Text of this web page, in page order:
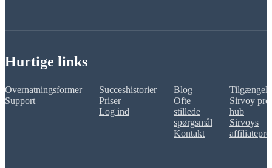
Hurtige links
Overnatningsformer
Support
Succeshistorier
Priser
Log ind
Blog
Ofte
stillede
spørgsmål
Kontakt
Sirvoy
hub
Sirvoys